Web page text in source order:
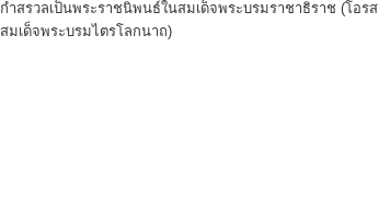
กำสรวลเป็นพระราชนิพนธ์ในสมเด็จพระบรมราชาธิราช (โอรส
สมเด็จพระบรมไตรโลกนาถ)